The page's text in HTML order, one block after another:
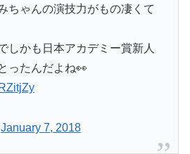
ちゃんの演技力がもの凄くて
しかも日本アカデミー賞新人
ったんだよね👀
January 7, 2018